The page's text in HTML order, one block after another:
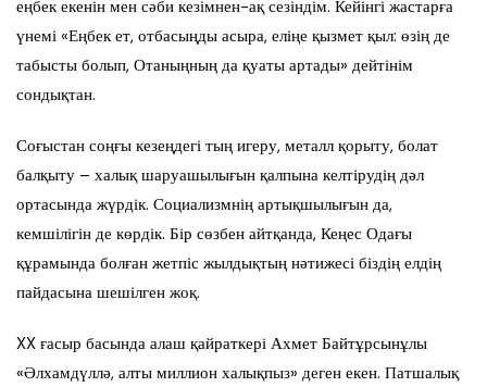
еңбек екенін мен сәби кезімнен-ақ сезіндім. Кейінгі жастарға
үнемі «Еңбек ет, отбасыңды асыра, еліңе қызмет қыл: өзің де
табысты болып, Отаныңның да қуаты артады» дейтінім
сондықтан.
Соғыстан соңғы кезеңдегі тың игеру, металл қорыту, болат
балқыту – халық шаруашылығын қалпына келтірудің дәл
ортасында жүрдік. Социализмнің артықшылығын да,
кемшілігін де көрдік. Бір сөзбен айтқанда, Кеңес Одағы
құрамында болған жетпіс жылдықтың нәтижесі біздің елдің
пайдасына шешілген жоқ.
XX ғасыр басында алаш қайраткері Ахмет Байтұрсынұлы
«Әлхамдүллә, алты миллион халықпыз» деген екен. Патшалық